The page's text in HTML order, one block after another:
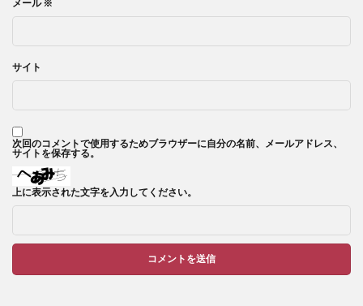
メール※
サイト
次回のコメントで使用するためブラウザーに自分の名前、メールアドレス、
サイトを保存する。
上に表示された文字を入力してください。